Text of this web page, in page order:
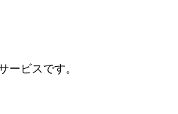
ービスです。